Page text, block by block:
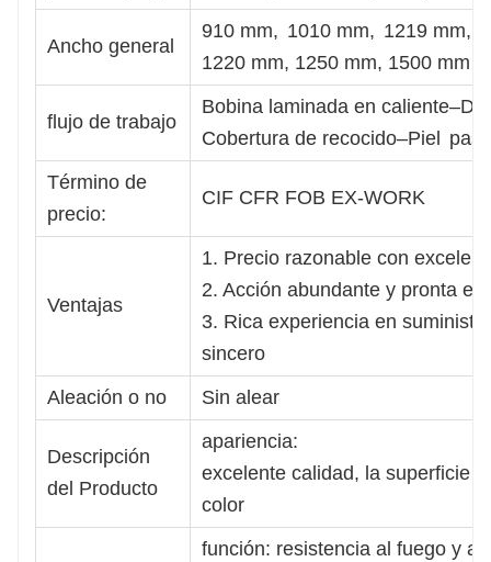
Ancho general
910 mm, 1010 mm, 1219 mm,
1220 mm, 1250 mm, 1500 mm
flujo de trabajo
Bobina laminada en
Cobertura de recocido–Piel
Término de
precio:
CIF CFR FOB EX-WORK
Ventajas
1. Precio razonable con
2. Acción abundante y pronta
3. Rica experiencia en
sincero
Aleación o no
Sin alear
Descripción
del Producto
apariencia:
excelente calidad, la superficie
color
función: resistencia al fuego y al